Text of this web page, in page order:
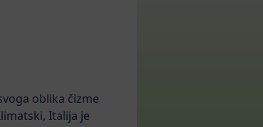
oblika čizme
Italija je